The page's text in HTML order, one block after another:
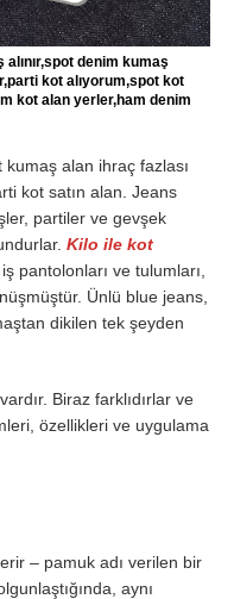
alınır,spot denim kumaş
kot alıyorum,spot kot
kot alan yerler,ham denim
kumaş alan ihraç fazlası
kot satın alan. Jeans
partiler ve gevşek
Kilo ile kot
iş pantolonları ve tulumları,
Ünlü blue jeans,
dikilen tek şeyden
Biraz farklıdırlar ve
özellikleri ve uygulama
– pamuk adı verilen bir
aynı